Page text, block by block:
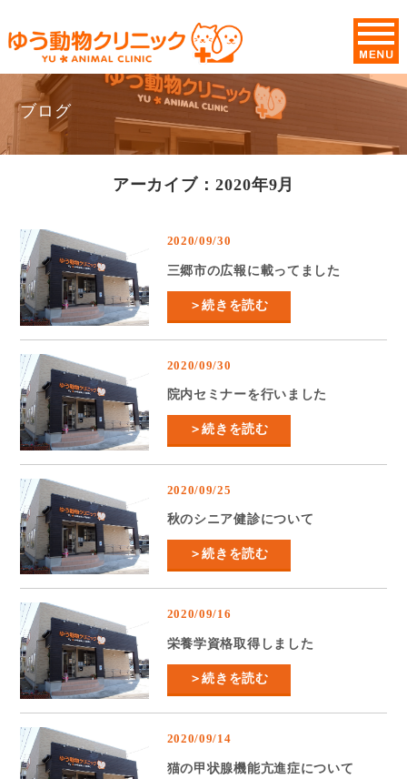
ブログ
アーカイブ：2020年9月
2020/09/30
三郷市の広報に載ってました
＞続きを読む
2020/09/30
院内セミナーを行いました
＞続きを読む
2020/09/25
秋のシニア健診について
＞続きを読む
2020/09/16
栄養学資格取得しました
＞続きを読む
2020/09/14
猫の甲状腺機能亢進症について